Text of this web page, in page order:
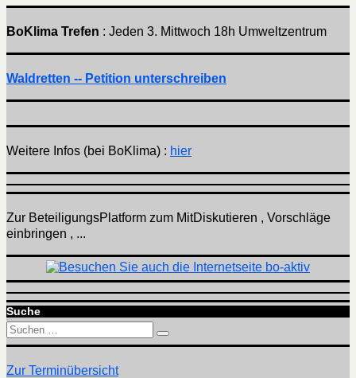
BoKlima Trefen : Jeden 3. Mittwoch 18h Umweltzentrum
Waldretten -- Petition unterschreiben
Weitere Infos (bei BoKlima) : hier
Zur BeteiligungsPlatform zum MitDiskutieren , Vorschläge
einbringen , ...
Suche
Suchen
nach:
Suchen
Zur Terminübersicht